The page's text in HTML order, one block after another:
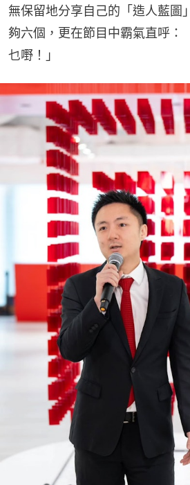
無保留地分享自己的「造人藍圖
夠六個，更在節目中霸氣直呼：
乜嘢！」